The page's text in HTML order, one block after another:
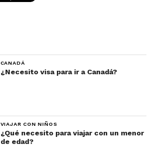
CANADÁ
¿Necesito visa para ir a Canadá?
VIAJAR CON NIÑOS
¿Qué necesito para viajar con un menor
de edad?